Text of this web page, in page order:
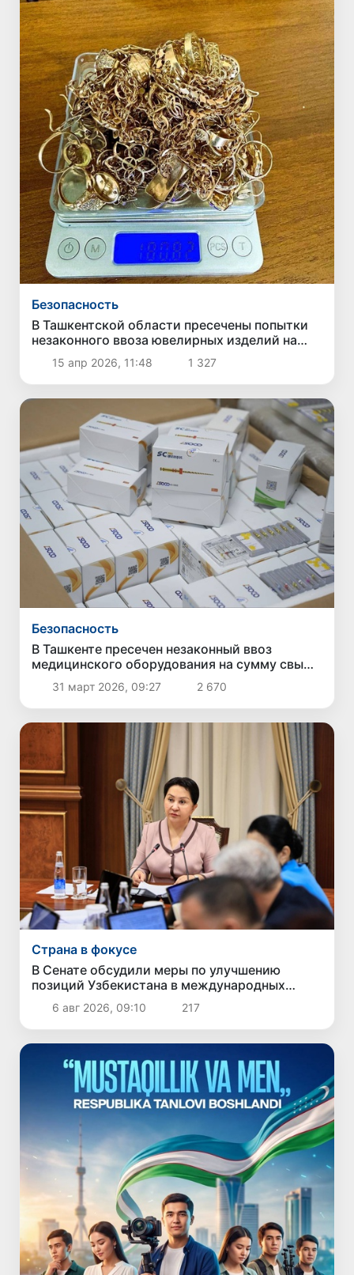
Безопасность
В Ташкентской области пресечены попытки
незаконного ввоза ювелирных изделий на
сумму около 525 млн сумов
15 апр 2026, 11:48 1 327
Безопасность
В Ташкенте пресечен незаконный ввоз
медицинского оборудования на сумму свыше
1 млрд сумов
31 март 2026, 09:27 2 670
Страна в фокусе
В Сенате обсудили меры по улучшению
позиций Узбекистана в международных
рейтингах и индексах
6 авг 2026, 09:10 217